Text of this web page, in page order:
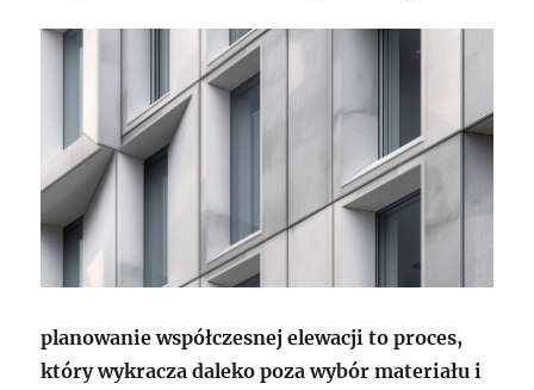
planowanie współczesnej elewacji to proces,
który wykracza daleko poza wybór materiału i